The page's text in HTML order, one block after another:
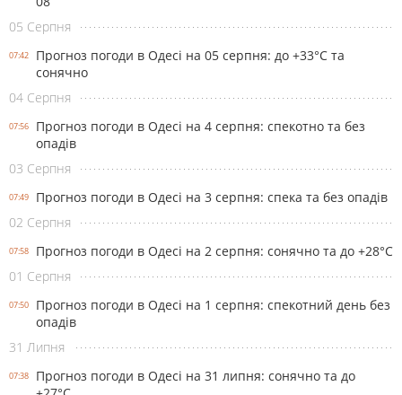
05 Серпня
07:42
Прогноз погоди в Одесі на 05 серпня: до +33°С та
сонячно
04 Серпня
07:56
Прогноз погоди в Одесі на 4 серпня: спекотно та без
опадів
03 Серпня
07:49
Прогноз погоди в Одесі на 3 серпня: спека та без опадів
02 Серпня
07:58
Прогноз погоди в Одесі на 2 серпня: сонячно та до +28°С
01 Серпня
07:50
Прогноз погоди в Одесі на 1 серпня: спекотний день без
опадів
31 Липня
07:38
Прогноз погоди в Одесі на 31 липня: сонячно та до